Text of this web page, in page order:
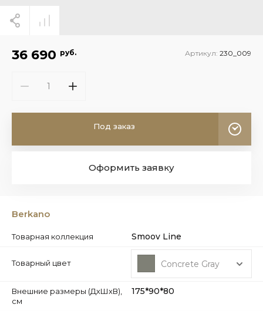
Berkano
Товарная коллекция Smoov Line
Товарный цвет Concrete Gray
Внешние размеры (ДхШхВ),
см
175*90*80
36 690 руб. Артикул: 230_009
Под заказ
Оформить заявку